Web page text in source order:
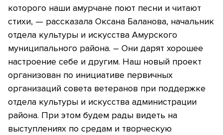
которого наши амурчане поют песни и читают
стихи, — рассказала Оксана Баланова, начальник
отдела культуры и искусства Амурского
муниципального района. – Они дарят хорошее
настроение себе и другим. Наш новый проект
организован по инициативе первичных
организаций совета ветеранов при поддержке
отдела культуры и искусства администрации
района. При этом будем рады видеть на
выступлениях по средам и творческую